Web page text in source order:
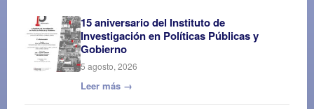
15 aniversario del Instituto de
Investigación en Políticas Públicas y
Gobierno
5 agosto, 2026
Leer más →